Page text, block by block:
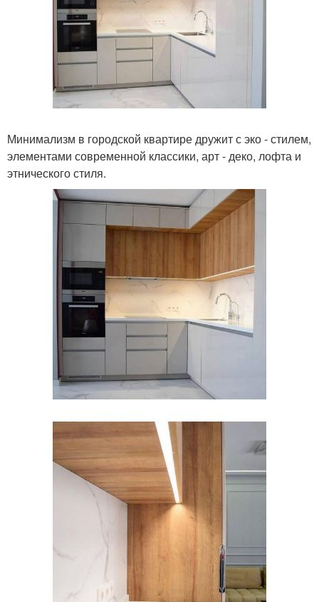
Минимализм в городской квартире дружит с эко - стилем,
элементами современной классики, арт - деко, лофта и
этнического стиля.